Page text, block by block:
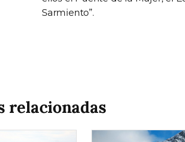
Sarmiento”.
relacionadas